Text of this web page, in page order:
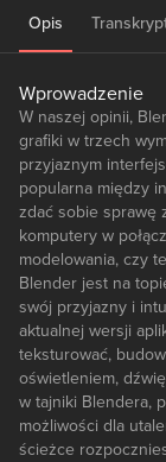
Opis
Wprowadzenie
W naszej opinii,
grafiki w trzech
przyjaznym
popularna między
zdać sobie sprawę
komputery w
modelowania, czy
Blender jest na
swój przyjazny i
aktualnej wersji
teksturować,
oświetleniem,
w tajniki Blendera,
możliwości dla
ścieżce